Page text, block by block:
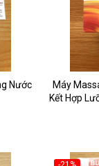
Nước
Máy
Kết Hợp